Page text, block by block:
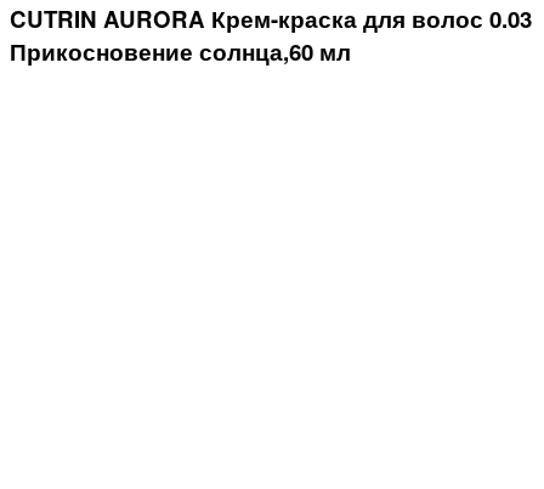
CUTRIN AURORA Крем-краска для волос 0.03
Прикосновение солнца,60 мл